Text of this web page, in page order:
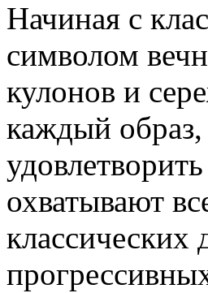
Начиная с
символом
кулонов и
каждый образ,
охватывают
классических